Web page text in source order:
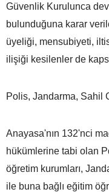
Güvenlik Kurulunca
bulunduğuna karar
üyeliği, mensubiyeti,
ilişiği kesilenler de
Polis, Jandarma, Sahil
Anayasa'nın 132'nci
hükümlerine tabi olan
öğretim kurumları,
ile buna bağlı eğitim